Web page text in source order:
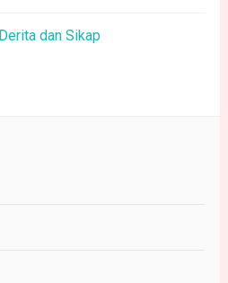
Derita dan Sikap